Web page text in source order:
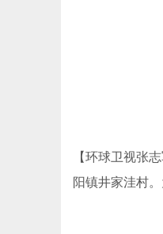
【环球卫视张
阳镇井家洼村。